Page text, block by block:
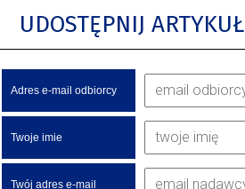
UDOSTĘPNIJ ARTYKUŁ
Adres e-mail odbiorcy
Twoje imie
Twój adres e-mail